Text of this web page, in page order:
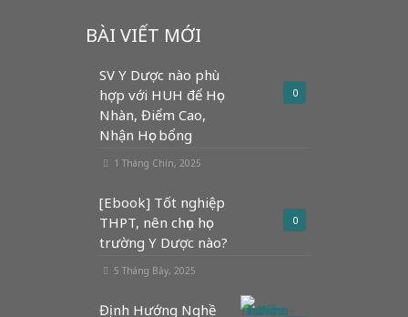
BÀI VIẾT MỚI
0
SV Y Dược nào phù
hợp với HUH để Học
Nhàn, Điểm Cao,
Nhận Học bổng
1 Tháng Chín, 2025
0
[Ebook] Tốt nghiệp
THPT, nên chọn học
trường Y Dược nào?
5 Tháng Bảy, 2025
Định Hướng Nghề